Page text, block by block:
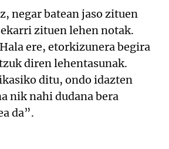
negar batean jaso zituen
zituen lehen notak.
ere, etorkizunera begira
diren lehentasunak.
ditu, ondo idazten
nik nahi dudana bera
da”.